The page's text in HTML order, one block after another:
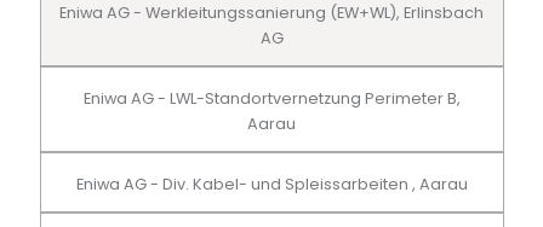
Eniwa AG - Werkleitungssanierung (EW+WL), Erlinsbach
AG
Eniwa AG - LWL-Standortvernetzung Perimeter B,
Aarau
Eniwa AG - Div. Kabel- und Spleissarbeiten , Aarau